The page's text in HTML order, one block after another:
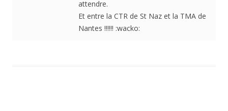
attendre.
Et entre la CTR de St Naz et la TMA de
Nantes !!!!!! :wacko: